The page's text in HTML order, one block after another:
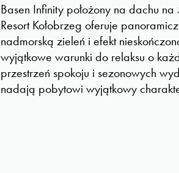
Basen Infinity położony na dachu
Resort Kołobrzeg oferuje
nadmorską zieleń i efekt
wyjątkowe warunki do relaksu o
przestrzeń spokoju i sezonowych
nadają pobytowi wyjątkowy